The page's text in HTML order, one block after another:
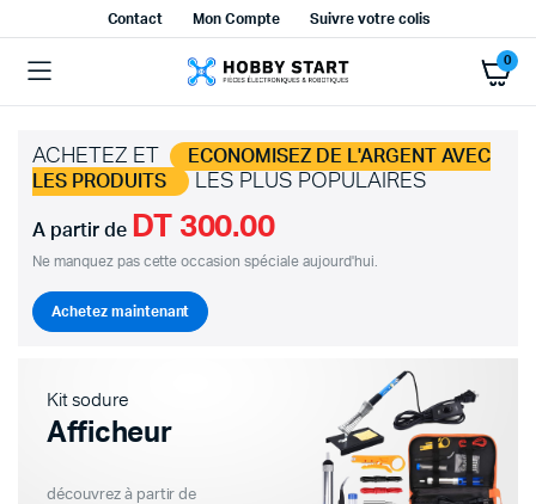
Contact Mon Compte Suivre votre colis
0
ACHETEZ ET
ECONOMISEZ DE L'ARGENT AVEC
LES PRODUITS
LES PLUS POPULAIRES
A partir de DT 300.00
Ne manquez pas cette occasion spéciale aujourd'hui.
Achetez maintenant
Kit sodure
Afficheur
découvrez à partir de